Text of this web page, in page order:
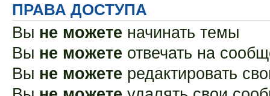
ПРАВА ДОСТУПА
Вы не можете начинать темы
Вы не можете отвечать на
Вы не можете редактировать